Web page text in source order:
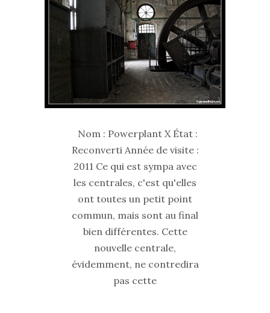
Nom : Powerplant X État :
Reconverti Année de visite :
2011 Ce qui est sympa avec
les centrales, c'est qu'elles
ont toutes un petit point
commun, mais sont au final
bien différentes. Cette
nouvelle centrale,
évidemment, ne contredira
pas cette